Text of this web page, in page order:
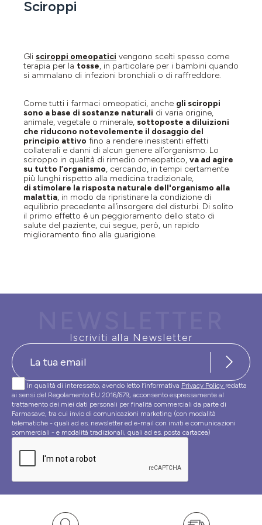
Sciroppi
Gli sciroppi omeopatici vengono scelti spesso come
terapia per la tosse, in particolare per i bambini quando
si ammalano di infezioni bronchiali o di raffreddore.
Come tutti i farmaci omeopatici, anche gli sciroppi
sono a base di sostanze naturali di varia origine,
animale, vegetale o minerale, sottoposte a diluizioni
che riducono notevolemente il dosaggio del
principio attivo fino a rendere inesistenti effetti
collaterali e danni di alcun genere all’organismo. Lo
sciroppo in qualità di rimedio omeopatico, va ad agire
su tutto l’organismo, cercando, in tempi certamente
più lunghi rispetto alla medicina tradizionale,
di stimolare la risposta naturale dell'organismo alla
malattia, in modo da ripristinare la condizione di
equilibrio precedente all’insorgere del disturbi. Di solito
il primo effetto è un peggioramento dello stato di
salute del paziente, cui segue, però, un rapido
miglioramento fino alla guarigione.
Iscriviti alla Newsletter
In qualità di interessato, avendo letto l’informativa Privacy Policy redatta
ai sensi del Regolamento EU 2016/679, acconsento espressamente al
trattamento dei miei dati personali per finalità commerciali da parte di
Farmasave, tra cui invio di comunicazioni marketing (con modalità
telematiche - quali ad es. newsletter ed e-mail con inviti e comunicazioni
commerciali - e modalità tradizionali, quali ad es. posta cartacea)